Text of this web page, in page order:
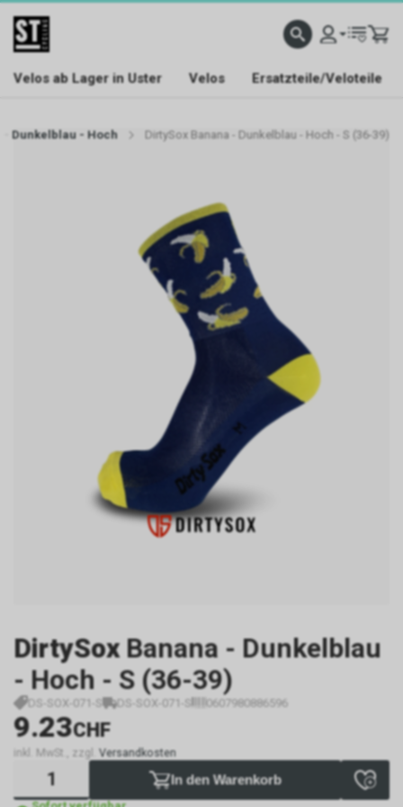
Velos ab Lager in Uster Velos Ersatzteile/Veloteile
- Dunkelblau - Hoch DirtySox Banana - Dunkelblau - Hoch - S (36-39)
DirtySox Banana - Dunkelblau
- Hoch - S (36-39)
DS-SOX-071-S DS-SOX-071-S 0607980886596
9.23CHF
inkl. MwSt., zzgl. Versandkosten
In den Warenkorb